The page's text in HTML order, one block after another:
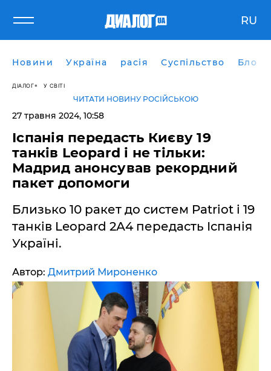
RU
Новини Україна расія Суспільство Блоги
ДІАЛОГ У СВІТІ
ЧИТАТИ НОВИНУ РОСІЙСЬКОЮ
27 травня 2024, 10:58
Іспанія передасть Києву 19
танків Leopard і не тільки:
Мадрид анонсував рекордний
пакет допомоги
Близько 10 ракет до систем Patriot і 19
танків Leopard 2А4 передасть Іспанія
Україні.
Автор: Дмитрий Мироненко